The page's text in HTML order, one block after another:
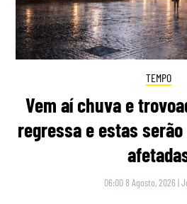
TEMPO
Vem aí chuva e
regressa e estas
06:00 8 Agosto, 2026 |